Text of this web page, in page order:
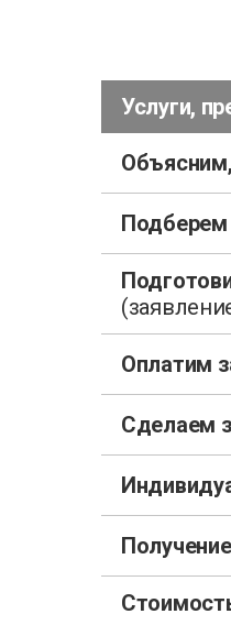
Услуги,
Подберем
Оплатим
Сделаем